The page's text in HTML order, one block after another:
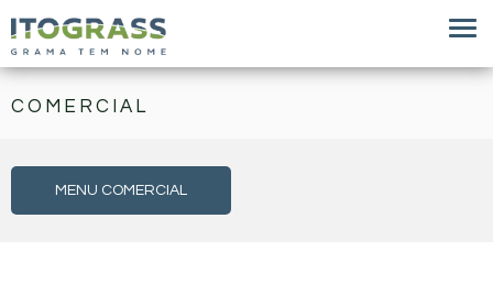
COMERCIAL
MENU COMERCIAL